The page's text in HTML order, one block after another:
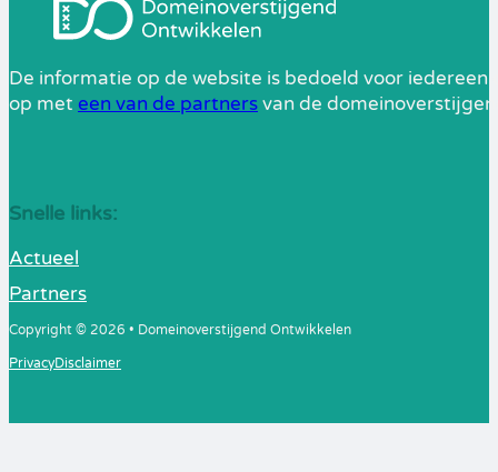
De informatie op de website is bedoeld voor
op met een van de partnersvan de
Snelle links:
Actueel
Partners
Copyright © 2026 • Domeinoverstijgend Ontwikkelen
PrivacyDisclaimer